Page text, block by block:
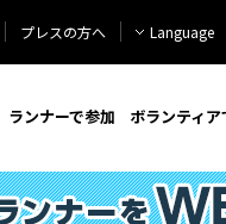
プレスの方へ Language
ランナーで参加 ボランティ